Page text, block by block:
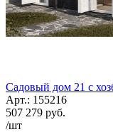
Садовый дом 21 с
Арт.: 155216
507 279 руб.
/шт